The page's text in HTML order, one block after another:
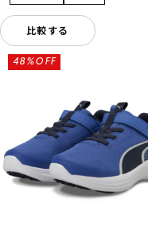
比較する
48%OFF